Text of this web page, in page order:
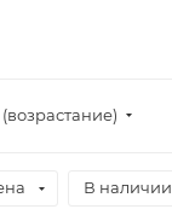
В наличии